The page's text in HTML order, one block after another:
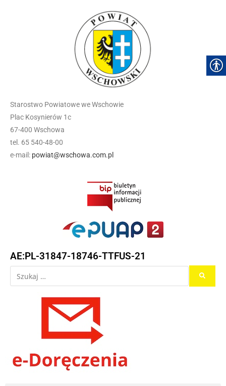
Starostwo Powiatowe we Wschowie
Plac Kosynierów 1c
67-400 Wschowa
tel. 65 540-48-00
e-mail: powiat@wschowa.com.pl
AE:PL-31847-18746-TTFUS-21